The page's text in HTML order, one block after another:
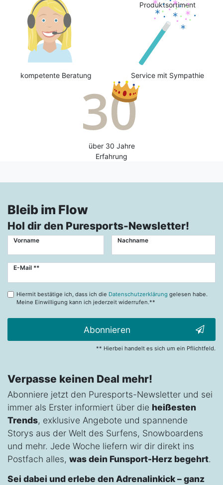
Produktsortiment
kompetente Beratung Service mit Sympathie
über 30 Jahre
Erfahrung
Bleib im Flow
Hol dir den Puresports-Newsletter!
Vorname Nachname
E-Mail **
Newsletter
Hiermit bestätige ich, dass ich die Datenschutzerklärung gelesen habe.
Meine Einwilligung kann ich jederzeit widerrufen.**
Abonnieren
** Hierbei handelt es sich um ein Pflichtfeld.
Verpasse keinen Deal mehr!
Abonniere jetzt den Puresports-Newsletter und sei
immer als Erster informiert über die heißesten
Trends, exklusive Angebote und spannende
Storys aus der Welt des Surfens, Snowboardens
und mehr. Jede Woche liefern wir dir direkt ins
Postfach alles, was dein Funsport-Herz begehrt.
Sei dabei und erlebe den Adrenalinkick – ganz